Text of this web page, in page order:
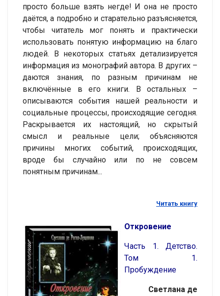
просто больше взять негде! И она не просто
даётся, а подробно и старательно разъясняется,
чтобы читатель мог понять и практически
использовать понятую информацию на благо
людей. В некоторых статьях детализируется
информация из монографий автора. В других –
даются знания, по разным причинам не
включённые в его книги. В остальных –
описываются события нашей реальности и
социальные процессы, происходящие сегодня.
Раскрывается их настоящий, но скрытый
смысл и реальные цели; объясняются
причины многих событий, происходящих,
вроде бы случайно или по не совсем
понятным причинам...
Читать книгу
Откровение
Часть 1. Детство.
Том 1.
Пробуждение
Светлана де